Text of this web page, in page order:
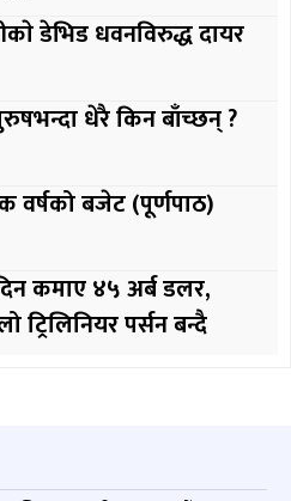
डेभिड धवनविरुद्ध दायर
धेरै किन बाँच्छन् ?
वर्षको बजेट (पूर्णपाठ)
कमाए ४५ अर्ब डलर,
ट्रिलिनियर पर्सन बन्दै